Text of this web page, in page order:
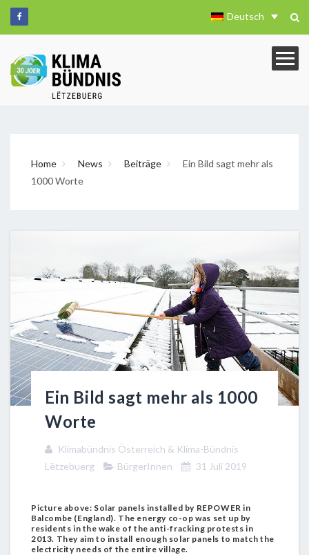
Deutsch
Home News Beiträge
Ein Bild sagt mehr als
1000 Worte
Ein Bild sagt mehr als 1000
Worte
Klimabündnis Österreich & Klima-Bündnis
Lëtzebuerg
BürgerInnen 31 Juli 2019
Picture above: Solar panels installed by REPOWER in
Balcombe (England). The energy co-op was set up by
residents in the wake of the anti-fracking protests in
2013. They aim to install enough solar panels to match the
electricity needs of the entire village.